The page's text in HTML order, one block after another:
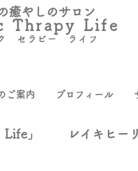
癒やしのサロン
Thrapy Life
セラピー ライフ
ご案内 プロフィール
」 レイキヒー